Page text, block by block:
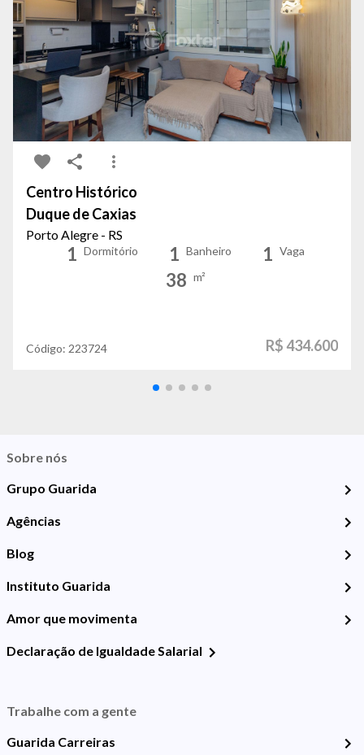
Centro Histórico
Duque de Caxias
Porto Alegre - RS
1 Dormitório 1 Banheiro 1 Vaga
38 m²
Código: 223724 R$ 434.600
Sobre nós
Grupo Guarida
Agências
Blog
Instituto Guarida
Amor que movimenta
Declaração de Igualdade Salarial
Trabalhe com a gente
Guarida Carreiras